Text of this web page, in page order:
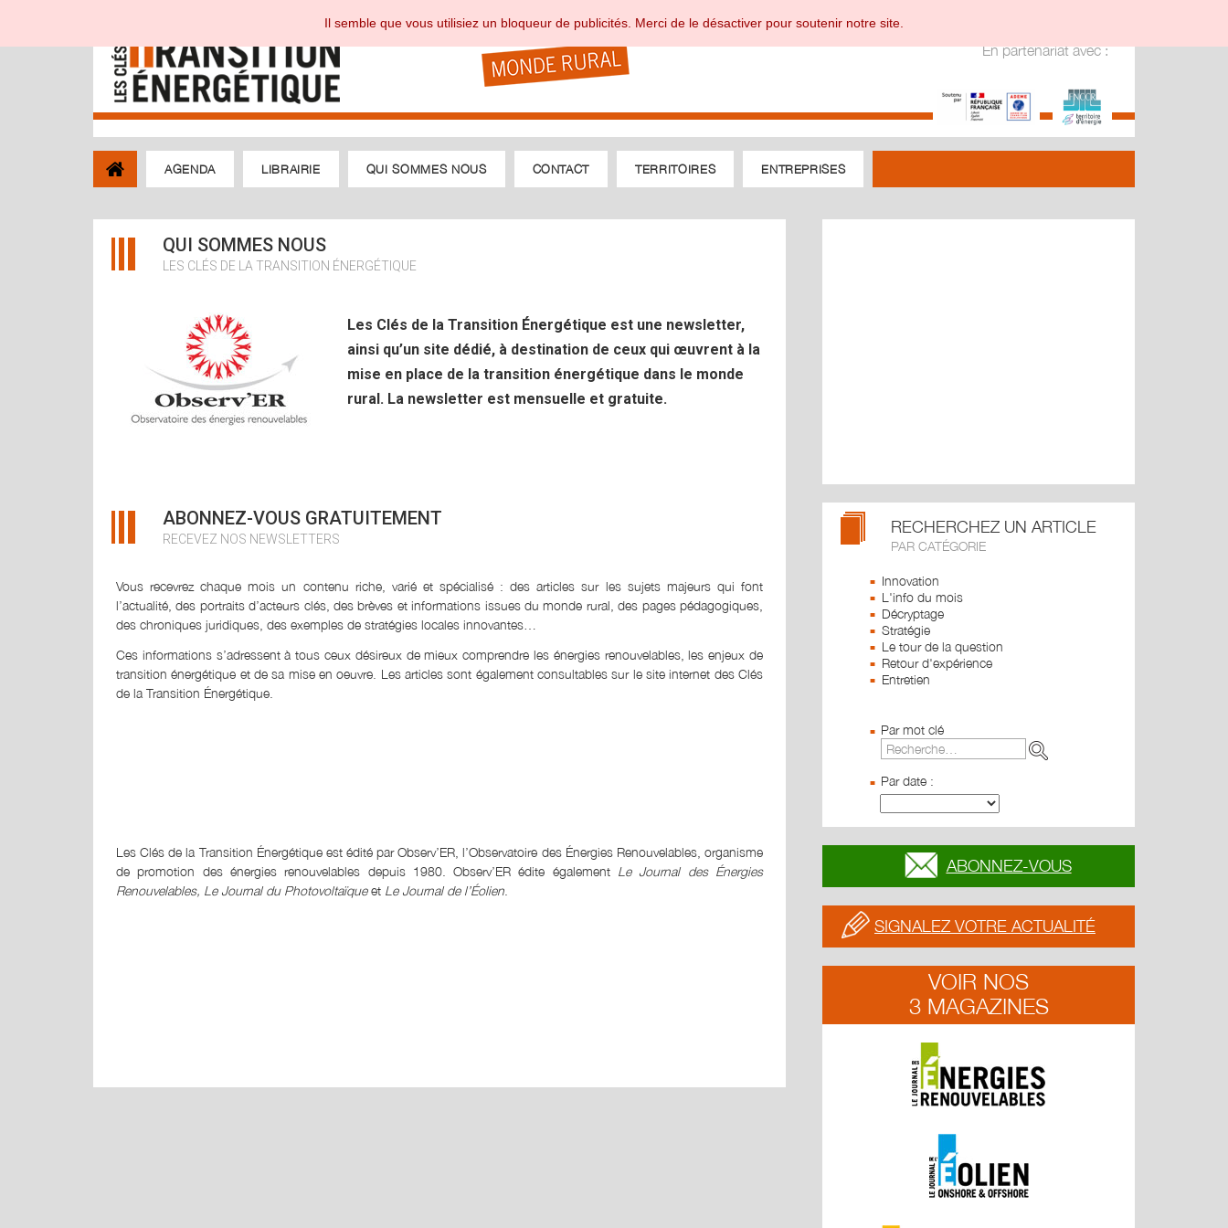
En partenariat avec :
AGENDA LIBRAIRIE QUI SOMMES NOUS CONTACT TERRITOIRES ENTREPRISES
QUI SOMMES NOUS
LES CLÉS DE LA TRANSITION ÉNERGÉTIQUE
Les Clés de la Transition Énergétique est une newsletter,
ainsi qu’un site dédié, à destination de ceux qui œuvrent à la
mise en place de la transition énergétique dans le monde
rural. La newsletter est mensuelle et gratuite.
ABONNEZ-VOUS GRATUITEMENT
RECEVEZ NOS NEWSLETTERS
Vous recevrez chaque mois un contenu riche, varié et spécialisé : des articles sur les sujets majeurs qui font
l’actualité, des portraits d’acteurs clés, des brèves et informations issues du monde rural, des pages pédagogiques,
des chroniques juridiques, des exemples de stratégies locales innovantes…
Ces informations s’adressent à tous ceux désireux de mieux comprendre les énergies renouvelables, les enjeux de
transition énergétique et de sa mise en oeuvre. Les articles sont également consultables sur le site internet des Clés
de la Transition Énergétique.
Les Clés de la Transition Énergétique est édité par Observ’ER, l’Observatoire des Énergies Renouvelables, organisme
de promotion des énergies renouvelables depuis 1980. Observ’ER édite également Le Journal des Énergies
Renouvelables, Le Journal du Photovoltaïqueet Le Journal de l’Éolien
RECHERCHEZ UN ARTICLE
PAR CATÉGORIE
Innovation
L'info du mois
Décryptage
Stratégie
Le tour de la question
Retour d'expérience
Entretien
Par mot clé
Par date :
ABONNEZ-VOUS
SIGNALEZ VOTRE ACTUALITÉ
VOIR NOS
3 MAGAZINES
Il semble que vous utilisiez un bloqueur de publicités. Merci de le désactiver pour soutenir notre site.